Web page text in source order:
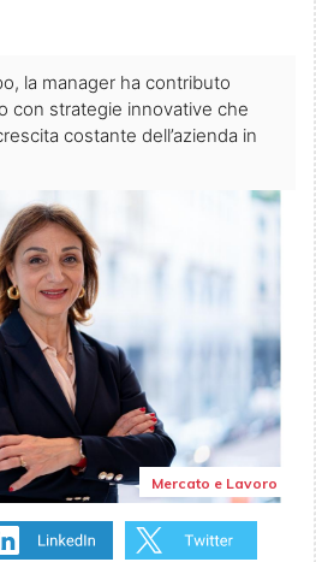
la manager ha contributo
con strategie innovative che
costante dell’azienda in
Mercato e Lavoro